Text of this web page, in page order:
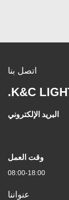
اتصل بنا
K&C
البريد الإلكتروني
وقت العمل
08:00-18:00
عنواننا